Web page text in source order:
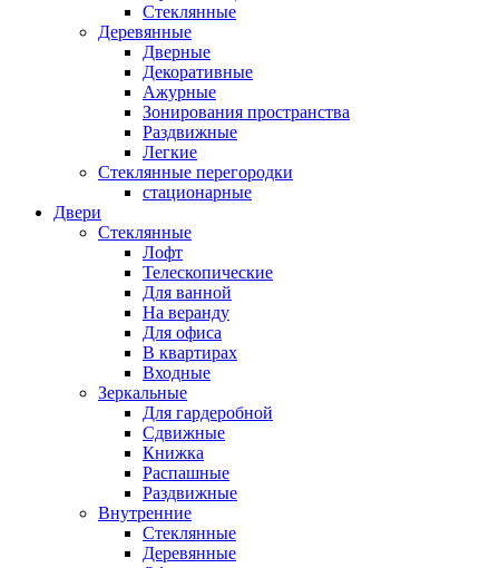
Стеклянные
Деревянные
Дверные
Декоративные
Ажурные
Зонирования пространства
Раздвижные
Легкие
Стеклянные перегородки
стационарные
Двери
Стеклянные
Лофт
Телескопические
Для ванной
На веранду
Для офиса
В квартирах
Входные
Зеркальные
Для гардеробной
Сдвижные
Книжка
Распашные
Раздвижные
Внутренние
Стеклянные
Деревянные